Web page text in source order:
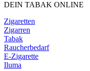
DEIN TABAK ONLINE
Zigaretten
Zigarren
Tabak
Raucherbedarf
E-Zigarette
Iluma